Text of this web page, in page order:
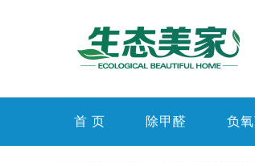
首 页 除甲醛 负